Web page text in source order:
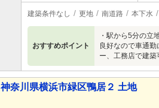
建築条件なし 更地 南道路 本下水
おすすめポイント
・駅から5分の立
良好なので車通
ー、工務店で建
神奈川県横浜市緑区鴨居２ 土地